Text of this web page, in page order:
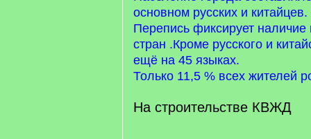
основном русских и китайцев.
Перепись фиксирует
стран .Кроме русского и
ещё на 45 языках.
Только 11,5 % всех жителей
На строительстве КВЖД